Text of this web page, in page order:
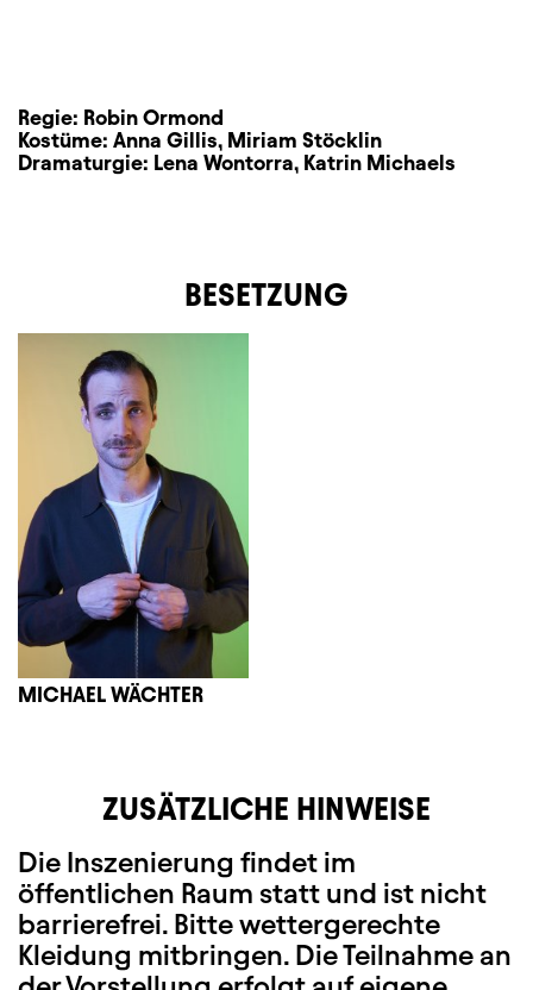
Regie: Robin Ormond
Kostüme: Anna Gillis, Miriam Stöcklin
Dramaturgie: Lena Wontorra, Katrin Michaels
BESETZUNG
MICHAEL WÄCHTER
ZUSÄTZLICHE HINWEISE
Die Inszenierung findet im
öffentlichen Raum statt und ist nicht
barrierefrei. Bitte wettergerechte
Kleidung mitbringen. Die Teilnahme an